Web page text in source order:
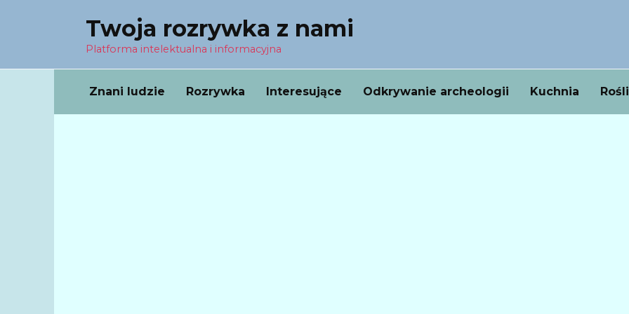
Twoja rozrywka z nami
Platforma intelektualna i informacyjna
Znani ludzie Rozrywka Interesujące Odkrywanie archeologii Kuchnia